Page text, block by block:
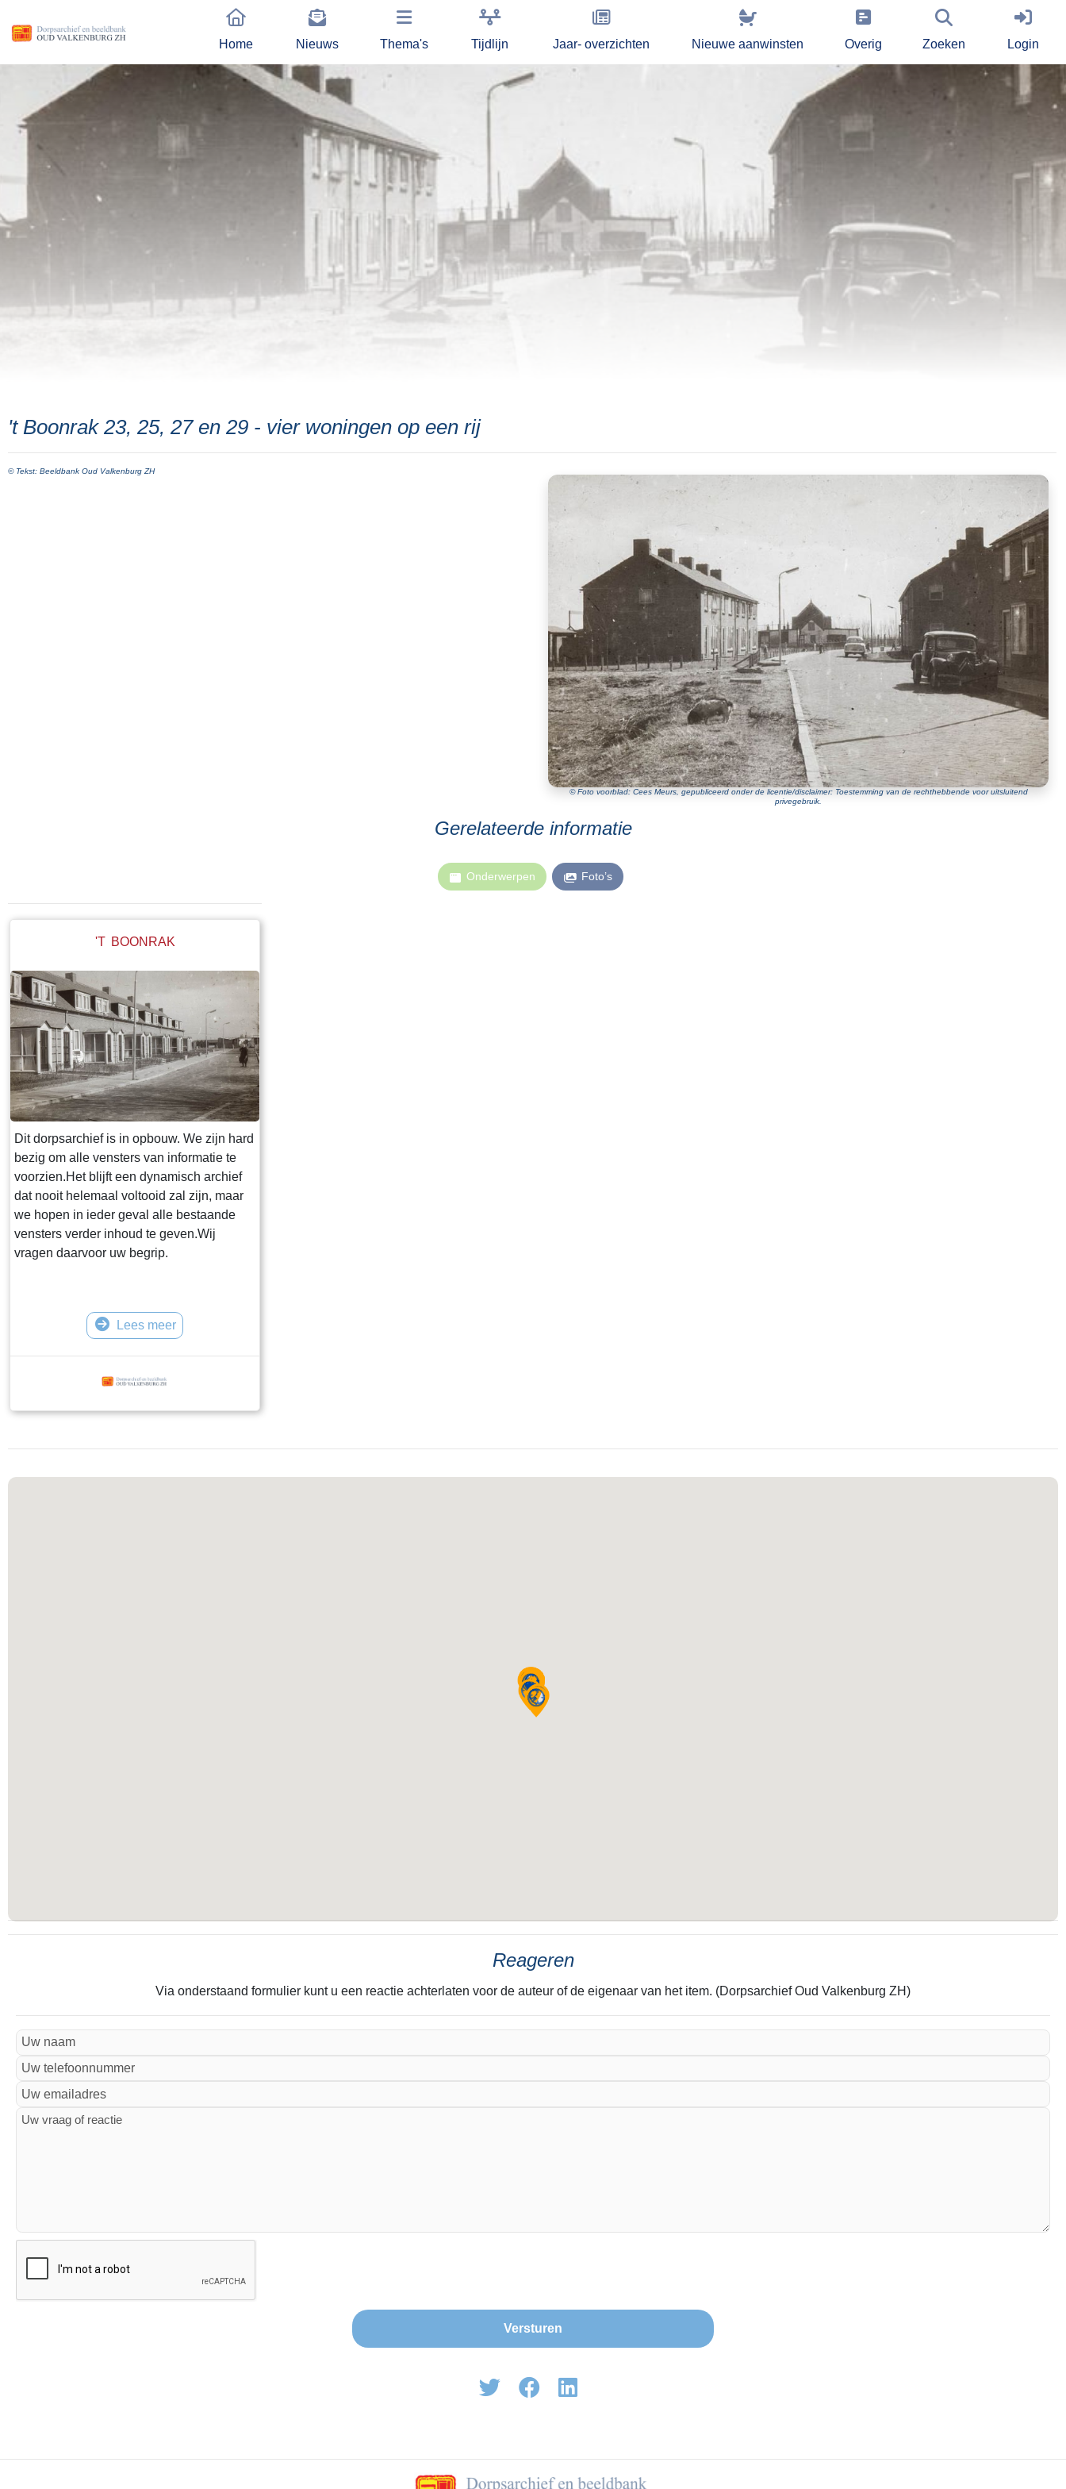
Home Nieuws Thema's Tijdlijn Jaar- overzichten Nieuwe aanwinsten Overig Zoeken Login
't Boonrak 23, 25, 27 en 29 - vier woningen op een rij
© Foto voorblad: Cees Meurs, gepubliceerd onder de licentie/disclaimer: Toestemming van de rechthebbende voor uitsluitend
privegebruik.
© Tekst: Beeldbank Oud Valkenburg ZH
Gerelateerde informatie
Onderwerpen Foto’s
'T BOONRAK
Dit dorpsarchief is in opbouw. We zijn hard
bezig om alle vensters van informatie te
voorzien.Het blijft een dynamisch archief
dat nooit helemaal voltooid zal zijn, maar
we hopen in ieder geval alle bestaande
vensters verder inhoud te geven.Wij
vragen daarvoor uw begrip.
Lees meer
Reageren
Via onderstaand formulier kunt u een reactie achterlaten voor de auteur of de eigenaar van het item. (Dorpsarchief Oud Valkenburg ZH)